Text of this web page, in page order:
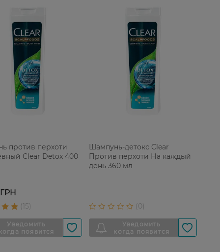
против перхоти
Clear Detox 400
Шампунь-детокс Clear
Против перхоти На каждый
день 360 мл